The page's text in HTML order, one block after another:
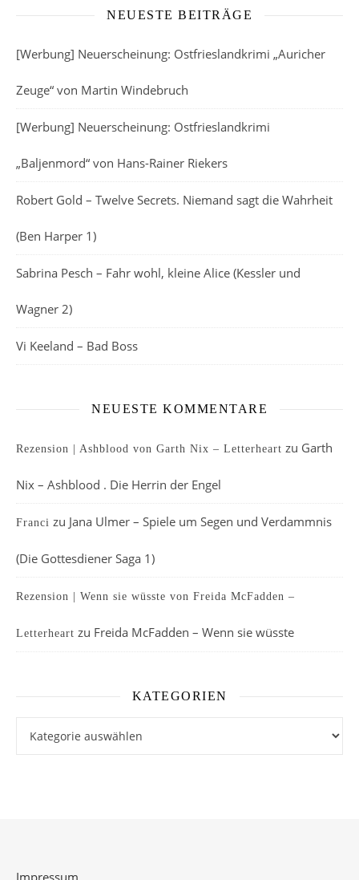
NEUESTE BEITRÄGE
[Werbung] Neuerscheinung: Ostfrieslandkrimi „Auricher
Zeuge“ von Martin Windebruch
[Werbung] Neuerscheinung: Ostfrieslandkrimi
„Baljenmord“ von Hans-Rainer Riekers
Robert Gold – Twelve Secrets. Niemand sagt die Wahrheit
(Ben Harper 1)
Sabrina Pesch – Fahr wohl, kleine Alice (Kessler und
Wagner 2)
Vi Keeland – Bad Boss
NEUESTE KOMMENTARE
Rezension | Ashblood von Garth Nix – Letterheart zu Garth
Nix – Ashblood . Die Herrin der Engel
Franci zu Jana Ulmer – Spiele um Segen und Verdammnis
(Die Gottesdiener Saga 1)
Rezension | Wenn sie wüsste von Freida McFadden –
Letterheart zu Freida McFadden – Wenn sie wüsste
KATEGORIEN
Impressum